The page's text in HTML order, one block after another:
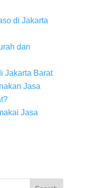
di Jakarta
dan
Jakarta Barat
Jasa
Jasa